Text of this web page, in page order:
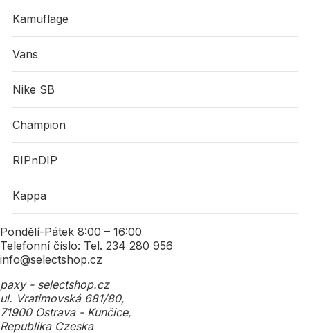
Kamuflage
Vans
Nike SB
Champion
RIPnDIP
Kappa
Pondělí-Pátek 8:00 – 16:00
Telefonní číslo: Tel. 234 280 956
info@selectshop.cz
paxy - selectshop.cz
ul. Vratimovská 681/80,
71900 Ostrava - Kunčice,
Republika Czeska